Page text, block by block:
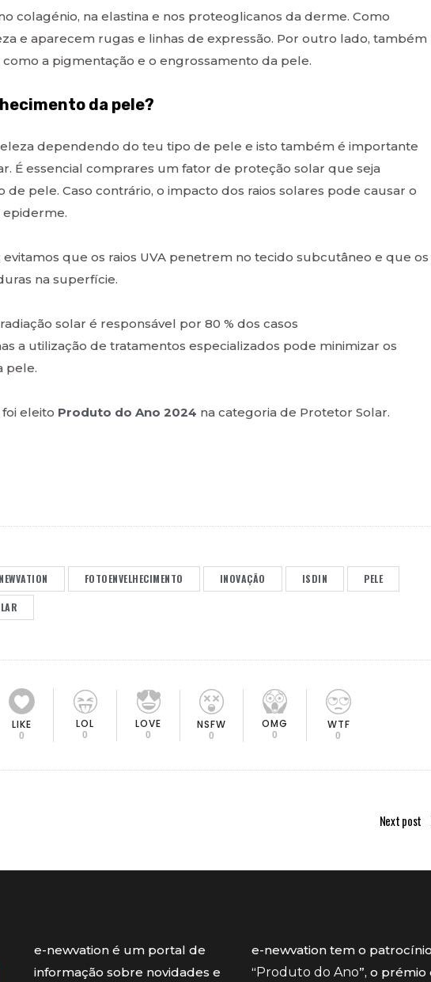
colagénio, na elastina e nos proteoglicanos da derme. Como
e aparecem rugas e linhas de expressão. Por outro lado, também
a pigmentação e o engrossamento da pele.
da pele?
dependendo do teu tipo de pele e isto também é importante
É essencial comprares um fator de proteção solar que seja
pele. Caso contrário, o impacto dos raios solares pode causar o
que os raios UVA penetrem no tecido subcutâneo e que os
na superfície.
solar é responsável por 80 % dos casos
a utilização de tratamentos especializados pode minimizar os
pele.
eleito Produto do Ano 2024 na categoria de Protetor Solar.
FOTOENVELHECIMENTO INOVAÇÃO ISDIN PELE
LIKE
0
LOL
0
LOVE
0
NSFW
0
OMG
0
WTF
0
Next post
e-newvation é um portal de
informação sobre novidades e
e-newvation tem o
“ Produto do Ano”, o prémio